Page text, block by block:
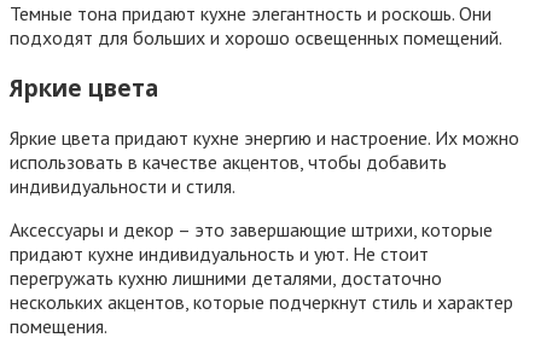
Темные тона придают кухне элегантность и роскошь. Они
подходят для больших и хорошо освещенных помещений.
Яркие цвета
Яркие цвета придают кухне энергию и настроение. Их можно
использовать в качестве акцентов, чтобы добавить
индивидуальности и стиля.
Аксессуары и декор – это завершающие штрихи, которые
придают кухне индивидуальность и уют. Не стоит
перегружать кухню лишними деталями, достаточно
нескольких акцентов, которые подчеркнут стиль и характер
помещения.